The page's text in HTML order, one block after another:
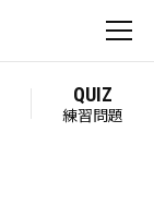
QUIZ
練習問題